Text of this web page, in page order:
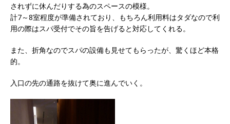
されずに休んだりする為のスペースの模様。
計7～8室程度が準備されており、もちろん利用料はタダなので利
用の際はスパ受付でその旨を告げると対応してくれる。
また、折角なのでスパの設備も見せてもらったが、驚くほど本格
的。
入口の先の通路を抜けて奥に進んでいく。